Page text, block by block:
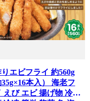
エビフライ 約560g
35g×16本入） 海老フ
えび エビ 揚げ物 冷凍